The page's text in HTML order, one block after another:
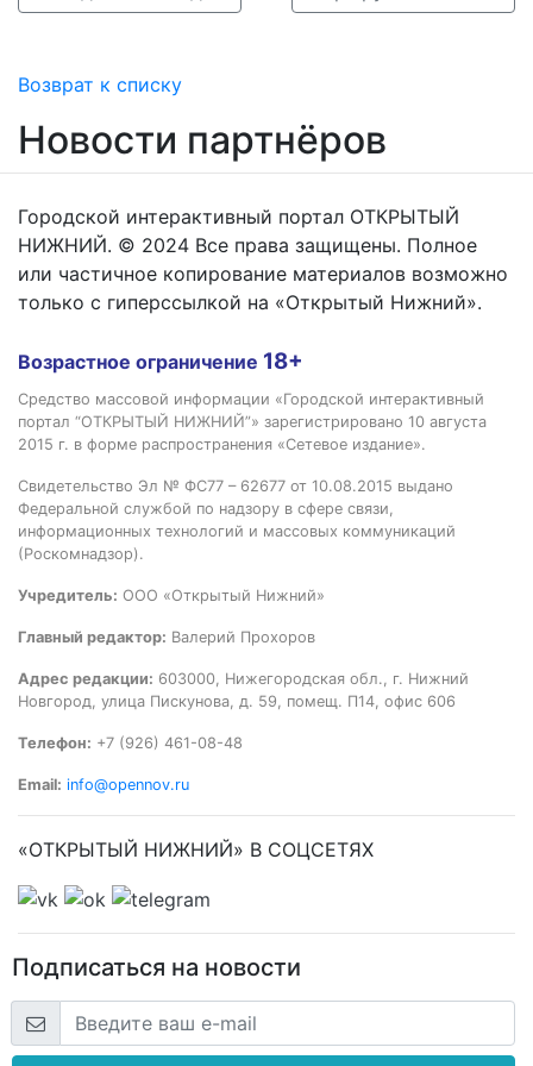
Возврат к списку
Новости партнёров
Городской интерактивный портал ОТКРЫТЫЙ
НИЖНИЙ. © 2024 Все права защищены. Полное
или частичное копирование материалов возможно
только с гиперссылкой на «Открытый Нижний».
Возрастное ограничение 18+
Средство массовой информации «Городской интерактивный
портал “ОТКРЫТЫЙ НИЖНИЙ”» зарегистрировано 10 августа
2015 г. в форме распространения «Сетевое издание».
Свидетельство Эл № ФС77 – 62677 от 10.08.2015 выдано
Федеральной службой по надзору в сфере связи,
информационных технологий и массовых коммуникаций
(Роскомнадзор).
Учредитель: ООО «Открытый Нижний»
Главный редактор: Валерий Прохоров
Адрес редакции: 603000, Нижегородская обл., г. Нижний
Новгород, улица Пискунова, д. 59, помещ. П14, офис 606
Телефон: +7 (926) 461-08-48
Email: info@opennov.ru
«ОТКРЫТЫЙ НИЖНИЙ» В СОЦСЕТЯХ
Подписаться на новости